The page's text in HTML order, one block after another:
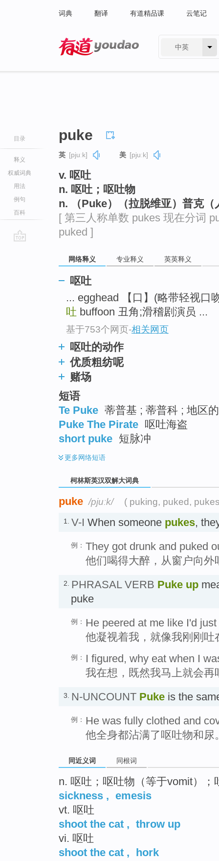
词典 翻译 有道精品课 云笔记
中英
目录
释义
权威词典
用法
例句
百科
puke
英 [pjuːk] 美 [pjuːk]
v. 呕吐
n. 呕吐；呕吐物
n. （Puke）（拉脱维亚）普克（
[ 第三人称单数 pukes 现在分词
puked ]
网络释义 专业释义 英英释义
呕吐
... egghead 【口】(略带轻视口
吐 buffoon 丑角;滑稽剧演员 ...
基于753个网页-相关网页
呕吐的动作
优质粗纺呢
赌场
短语
Te Puke 蒂普基 ; 蒂普科 ; 地区
Puke The Pirate 呕吐海盗
short puke 短脉冲
更多网络短语
柯林斯英汉双解大词典
puke /pjuːk/ ( puking, puked,
1. V-I When someone pukes,
例： They got drunk and puked
他们喝得大醉，从窗户向外
2. PHRASAL VERB Puke up
puke
例： He peered at me like I'd
他凝视着我，就像我刚刚
例：
I figured, why eat when I
我在想，既然我马上就会
3. N-UNCOUNT Puke is the
例： He was fully clothed and
他全身都沾满了呕吐物和尿
同近义词 同根词
n. 呕吐；呕吐物（等于vomit）；
sickness , emesis
vt. 呕吐
shoot the cat , throw up
vi. 呕吐
shoot the cat , hork